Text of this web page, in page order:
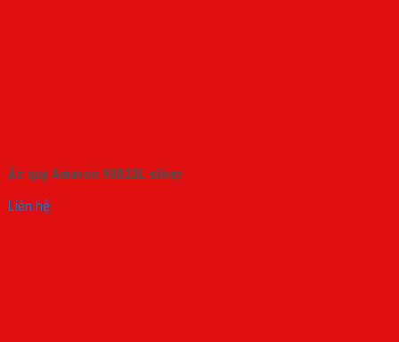
Ắc quy Amaron 90D23L silver
Liên hệ